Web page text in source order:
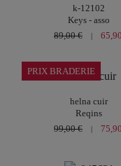
k-12102
Keys - asso
89,00 €
|
PRIX BRADERIE
helna cuir
Reqins
99,00 €
|